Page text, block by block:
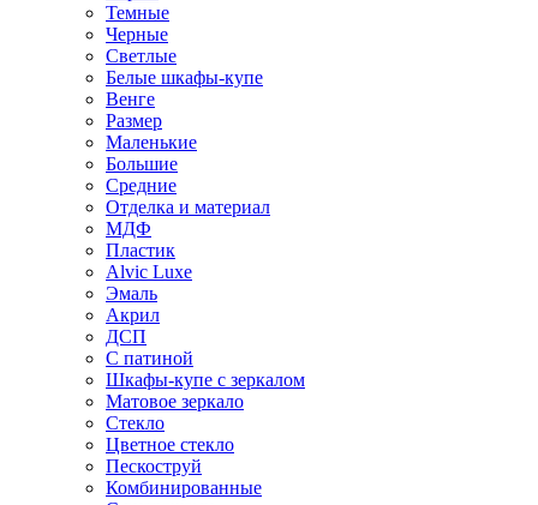
Темные
Черные
Светлые
Белые шкафы-купе
Венге
Размер
Маленькие
Большие
Средние
Отделка и материал
МДФ
Пластик
Alvic Luxe
Эмаль
Акрил
ДСП
С патиной
Шкафы-купе с зеркалом
Матовое зеркало
Стекло
Цветное стекло
Пескоструй
Комбинированные